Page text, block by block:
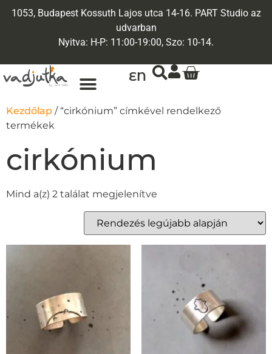
1053, Budapest Kossuth Lajos utca 14-16. PART Studio az
udvarban
Nyitva: H-P: 11:00-19:00, Szo: 10-14.
EN
Kezdőlap / “cirkónium” címkével rendelkező
termékek
cirkónium
Mind a(z) 2 találat megjelenítve